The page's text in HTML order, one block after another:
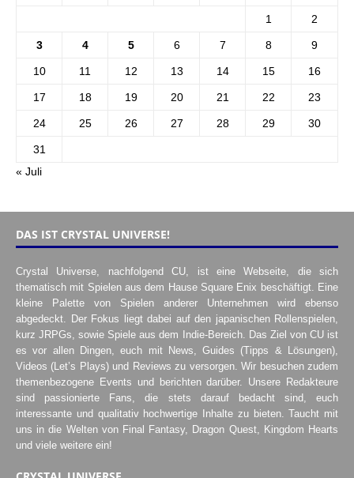
1 2
3 4 5 6 7 8 9
10 11 12 13 14 15 16
17 18 19 20 21 22 23
24 25 26 27 28 29 30
31
« Juli
DAS IST CRYSTAL UNIVERSE!
Crystal Universe, nachfolgend CU, ist eine Webseite, die sich
thematisch mit Spielen aus dem Hause Square Enix beschäftigt. Eine
kleine Palette von Spielen anderer Unternehmen wird ebenso
abgedeckt. Der Fokus liegt dabei auf den japanischen Rollenspielen,
kurz JRPGs, sowie Spiele aus dem Indie-Bereich. Das Ziel von CU ist
es vor allen Dingen, euch mit News, Guides (Tipps & Lösungen),
Videos (Let’s Plays) und Reviews zu versorgen. Wir besuchen zudem
themenbezogene Events und berichten darüber. Unsere Redakteure
sind passionierte Fans, die stets darauf bedacht sind, euch
interessante und qualitativ hochwertige Inhalte zu bieten. Taucht mit
uns in die Welten von Final Fantasy, Dragon Quest, Kingdom Hearts
und viele weitere ein!